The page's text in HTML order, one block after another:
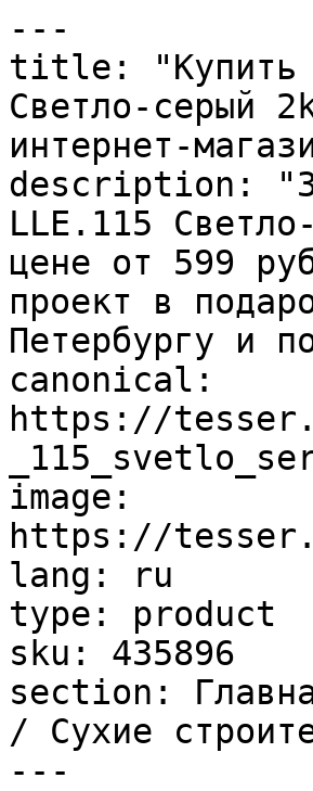
---
title: "Купить
Светло-серый
интернет-
description:
LLE.115
цене от 599
проект в
Петербургу и
canonical:
https://
image:
https://
lang: ru
type: product
sku: 435896
section:
/ Сухие
---